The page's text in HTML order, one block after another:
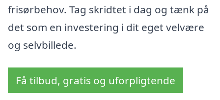
frisørbehov. Tag skridtet i dag og tænk på
det som en investering i dit eget velvære
og selvbillede.
Få tilbud, gratis og uforpligtende